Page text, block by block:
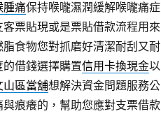
腫痛保持喉嚨濕潤緩解喉嚨痛症
票貼現或是票貼借款流程用來
食物您對抓磨好清潔耐刮又耐
借錢選擇購置信用卡換現金以
山區當舖想解決資金問題服務公
痕癢的，幫助您應對支票借款